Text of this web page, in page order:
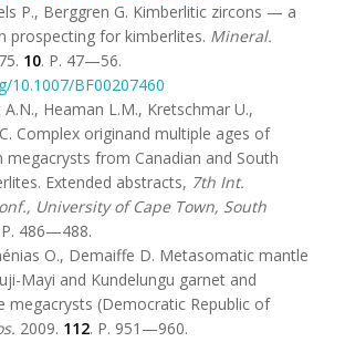
P., Berggren G. Kimberlitic zircons — a
prospecting for kimberlites. Mineral.
10. P. 47—56.
10.1007/BF00207460
Heaman L.M., Kretschmar U.,
Complex originand multiple ages of
megacrysts from Canadian and South
Extended abstracts, 7th Int.
., University of Cape Town, South
486—488.
O., Demaiffe D. Metasomatic mantle
Mayi and Kundelungu garnet and
megacrysts (Democratic Republic of
. 2009. 112. P. 951—960.